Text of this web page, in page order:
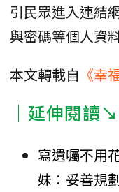
引民眾進入連結
與密碼等個人資
本文轉載自 《幸
｜延伸閱
寫遺囑不用
妹：妥善規